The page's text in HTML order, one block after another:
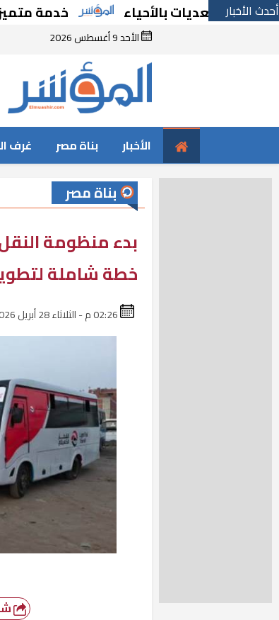
أحدث الأخباربالأحياء خدمة متميزة
الأحد 9 أغسطس 2026
الأخبار بناة مصر غرف
بناة مصر
بدء منظومة
خطة شاملة